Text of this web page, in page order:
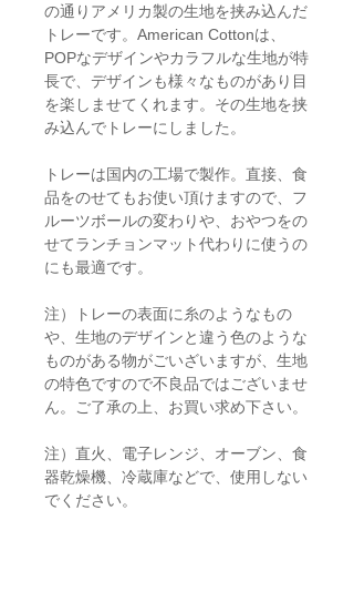
の通りアメリカ製の生地を挟み込んだ
トレーです。American Cottonは、
POPなデザインやカラフルな生地が特
長で、デザインも様々なものがあり目
を楽しませてくれます。その生地を挟
み込んでトレーにしました。
トレーは国内の工場で製作。直接、食
品をのせてもお使い頂けますので、フ
ルーツボールの変わりや、おやつをの
せてランチョンマット代わりに使うの
にも最適です。
注）トレーの表面に糸のようなもの
や、生地のデザインと違う色のような
ものがある物がごいざいますが、生地
の特色ですので不良品ではございませ
ん。ご了承の上、お買い求め下さい。
注）直火、電子レンジ、オーブン、食
器乾燥機、冷蔵庫などで、使用しない
でください。